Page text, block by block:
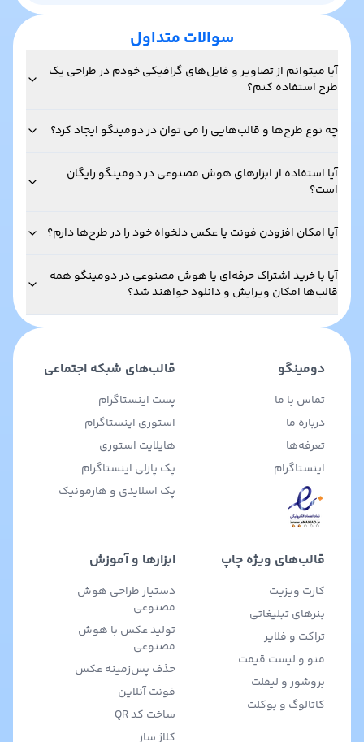
سوالات متداول
آیا میتوانم از تصاویر و فایل‌های گرافیکی خودم در طراحی یک
طرح استفاده کنم؟
چه نوع طرح‌ها و قالب‌هایی را می توان در دومینگو ایجاد کرد؟
آیا استفاده از ابزارهای هوش مصنوعی در دومینگو رایگان
است؟
آیا امکان افزودن فونت یا عکس دلخواه خود را در طرح‌ها دارم؟
آیا با خرید اشتراک حرفه‌ای یا هوش مصنوعی در دومینگو همه
قالب‌ها امکان ویرایش و دانلود خواهند شد؟
دومینگو
تماس با ما
درباره ما
تعرفه‌ها
اینستاگرام
قالب‌های شبکه اجتماعی
پست اینستاگرام
استوری اینستاگرام
هایلایت استوری
پک پازلی اینستاگرام
پک اسلایدی و هارمونیک
قالب‌های ویژه چاپ
کارت ویزیت
بنرهای تبلیغاتی
تراکت و فلایر
منو و لیست قیمت
بروشور و لیفلت
کاتالوگ و بوکلت
ابزارها و آموزش
دستیار طراحی هوش
مصنوعی
تولید عکس با هوش
مصنوعی
حذف پس‌زمینه عکس
فونت آنلاین
ساخت کد QR
کلاژ ساز